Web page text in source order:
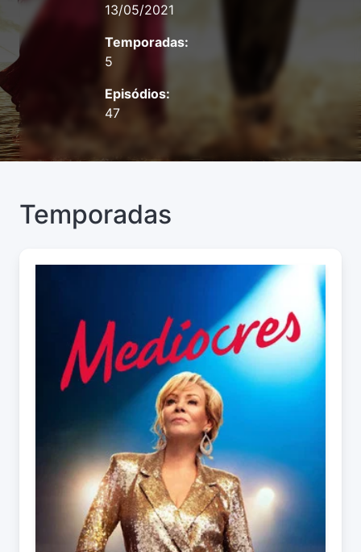
13/05/2021
Temporadas:
5
Episódios:
47
Temporadas